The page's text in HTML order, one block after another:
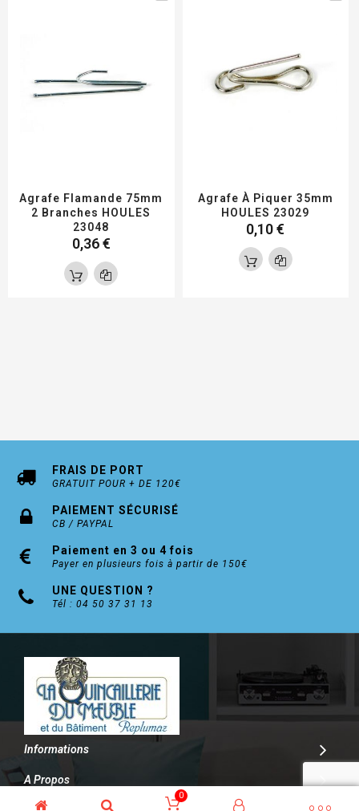
Agrafe Flamande 75mm
2 Branches HOULES
23048
0,36 €
Agrafe À Piquer 35mm
HOULES 23029
0,10 €
FRAIS DE PORT
GRATUIT POUR + DE 120€
PAIEMENT SÉCURISÉ
CB / PAYPAL
Paiement en 3 ou 4 fois
Payer en plusieurs fois à partir de 150€
UNE QUESTION ?
Tél : 04 50 37 31 13
Informations
A Propos
0